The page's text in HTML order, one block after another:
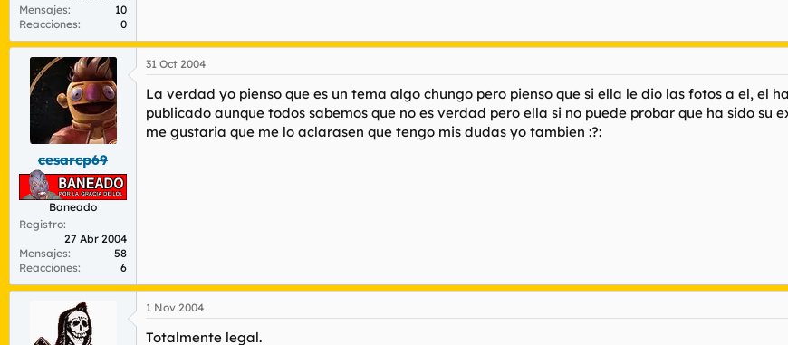
t
e
m
a
Mensajes
10
Reacciones
0
cesarcp69
Baneado
Registro
27 Abr 2004
Mensajes
58
Reacciones
6
31 Oct 2004
La verdad yo pienso que es un tema algo chungo pero pienso que si ella le dio las fotos a el, el
publicado aunque todos sabemos que no es verdad pero ella si no puede probar que ha sido su
me gustaria que me lo aclarasen que tengo mis dudas yo tambien :?:
1 Nov 2004
Totalmente legal.